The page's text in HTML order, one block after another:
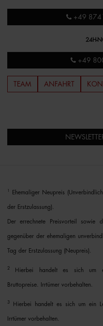
+49
24H-
+49
TEAM ANFAHRT
Ehemaliger Neupreis
der Erstzulassung).
Der errechnete Preisvorteil sowie
gegenüber der ehemaligen
Tag der Erstzulassung (Neupreis).
2 Hierbei handelt es sich um
Bruttopreise. Irrtümer vorbehalten.
3 Hierbei handelt es sich um ein
Irrtümer vorbehalten.